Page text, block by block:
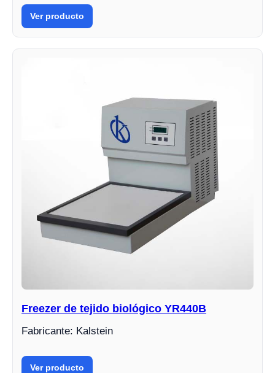
Ver producto
Freezer de tejido biológico YR440B
Fabricante: Kalstein
Ver producto